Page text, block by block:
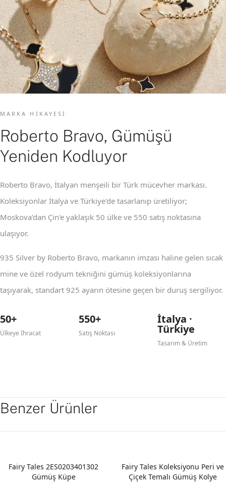
MARKA HIKAYESI
Roberto Bravo, Gümüşü
Yeniden Kodluyor
Roberto Bravo, İtalyan menşeili bir Türk mücevher markası.
Koleksiyonlar İtalya ve Türkiye'de tasarlanıp üretiliyor;
Moskova'dan Çin'e yaklaşık 50 ülke ve 550 satış noktasına
ulaşıyor.
935 Silver by Roberto Bravo, markanın imzası haline gelen sıcak
mine ve özel rodyum tekniğini gümüş koleksiyonlarına
taşıyarak, standart 925 ayarın ötesine geçen bir duruş sergiliyor.
50+
Ülkeye İhracat
550+
Satış Noktası
İtalya ·
Türkiye
Tasarım & Üretim
Benzer Ürünler
Fairy Tales 2ES0203401302
Gümüş Küpe
Fairy Tales Koleksiyonu Peri ve
Çiçek Temalı Gümüş Kolye